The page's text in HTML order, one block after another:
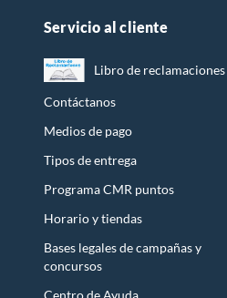
Servicio al cliente
Libro de reclamaciones
Contáctanos
Medios de pago
Tipos de entrega
Programa CMR puntos
Horario y tiendas
Bases legales de campañas y
concursos
Centro de Ayuda